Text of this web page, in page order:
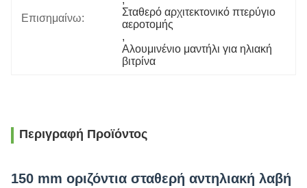
Επισημαίνω:
Σταθερό αρχιτεκτονικό πτερύγιο
αεροτομής
,
Αλουμινένιο μαντήλι για ηλιακή
βιτρίνα
Περιγραφή Προϊόντος
150 mm οριζόντια σταθερή αντηλιακή λαβή